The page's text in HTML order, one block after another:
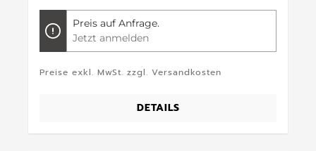
Preis auf Anfrage.
Jetzt anmelden
Preise exkl. MwSt. zzgl. Versandkosten
DETAILS